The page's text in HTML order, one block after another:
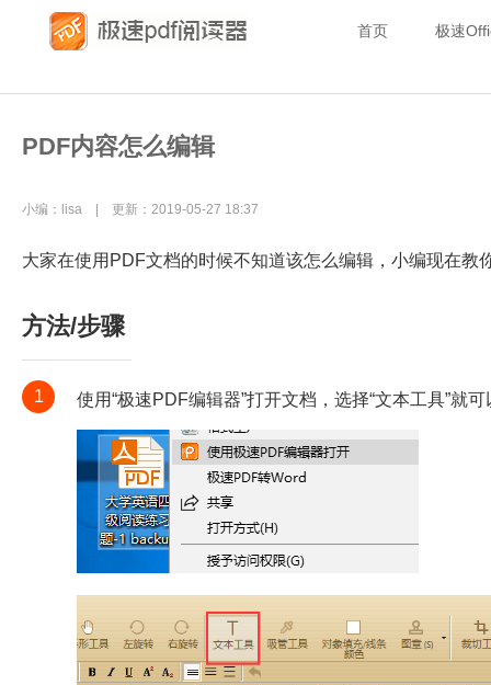
首页 极速
PDF内容怎么编辑
小编：lisa | 更新：2019-05-27 18:37
大家在使用PDF文档的时候不知道该怎么编辑，小编现在教
方法/步骤
1 使用“极速PDF编辑器”打开文档，选择“文本工具”就